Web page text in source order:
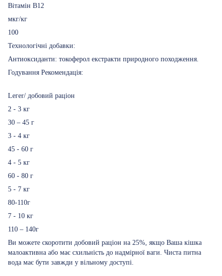
Вітамін B12
мкг/кг
100
Технологічні добавки:
Антиоксиданти: токоферол екстракти природного походження.
Годування Рекомендація:
Lегer/ добовий раціон
2 - 3 кг
30 – 45 г
3 - 4 кг
45 - 60 г
4 - 5 кг
60 - 80 г
5 - 7 кг
80-110г
7 - 10 кг
110 – 140г
Ви можете скоротити добовий раціон на 25%, якщо Ваша кішка
малоактивна або має схильність до надмірної ваги. Чиста питна
вода має бути завжди у вільному доступі.